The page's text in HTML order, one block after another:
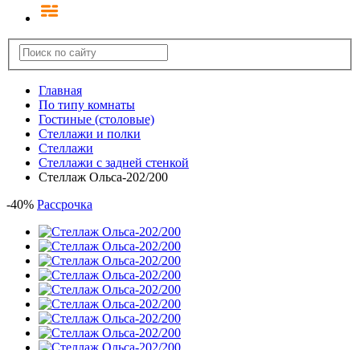
Главная
По типу комнаты
Гостиные (столовые)
Стеллажи и полки
Стеллажи
Стеллажи с задней стенкой
Стеллаж Ольса-202/200
-40% Рассрочка